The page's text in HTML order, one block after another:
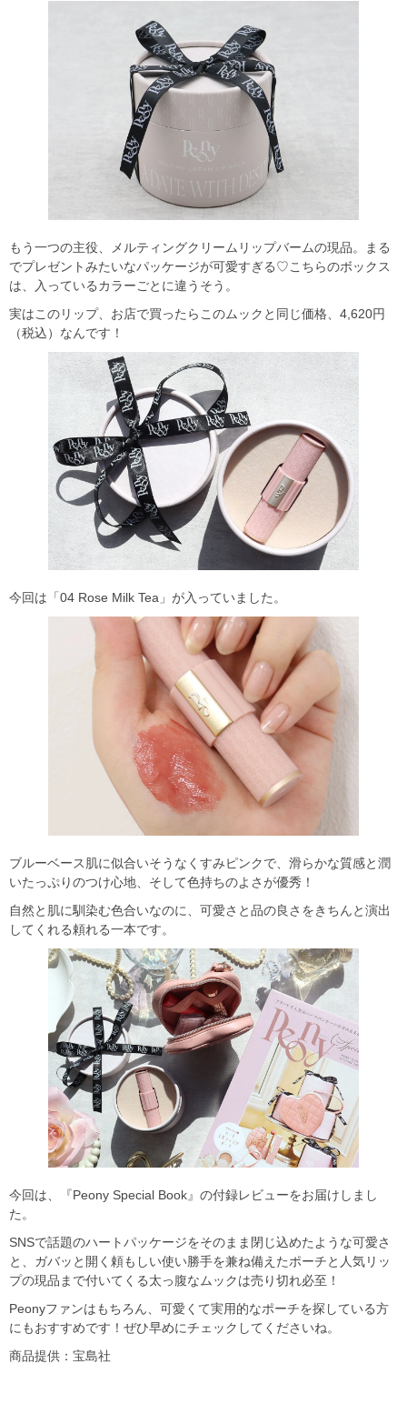
もう一つの主役、メルティングクリームリップバームの現品。まる
でプレゼントみたいなパッケージが可愛すぎる♡こちらのボックス
は、入っているカラーごとに違うそう。
実はこのリップ、お店で買ったらこのムックと同じ価格、4,620円
（税込）なんです！
今回は「04 Rose Milk Tea」が入っていました。
ブルーベース肌に似合いそうなくすみピンクで、滑らかな質感と潤
いたっぷりのつけ心地、そして色持ちのよさが優秀！
自然と肌に馴染む色合いなのに、可愛さと品の良さをきちんと演出
してくれる頼れる一本です。
今回は、『Peony Special Book』の付録レビューをお届けしまし
た。
SNSで話題のハートパッケージをそのまま閉じ込めたような可愛さ
と、ガバッと開く頼もしい使い勝手を兼ね備えたポーチと人気リッ
プの現品まで付いてくる太っ腹なムックは売り切れ必至！
Peonyファンはもちろん、可愛くて実用的なポーチを探している方
にもおすすめです！ぜひ早めにチェックしてくださいね。
商品提供：宝島社